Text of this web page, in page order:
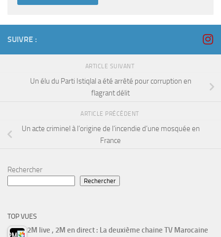
SUIVRE :
ARTICLE SUIVANT
Un élu du Parti Istiqlal a été arrêté pour corruption en
flagrant délit
ARTICLE PRÉCÉDENT
Un acte criminel à l’origine de l’incendie d’une mosquée en
France
Rechercher
Rechercher
TOP VUES
2M live , 2M en direct : La deuxième chaine TV Marocaine